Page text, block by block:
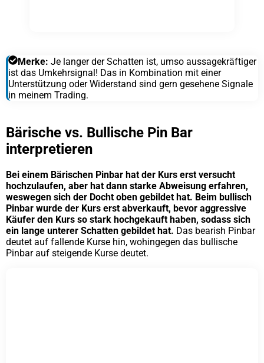
Merke: Je langer der Schatten ist, umso aussagekräftiger
ist das Umkehrsignal! Das in Kombination mit einer
Unterstützung oder Widerstand sind gern gesehene Signale
in meinem Trading.
Bärische vs. Bullische Pin Bar
interpretieren
Bei einem Bärischen Pinbar hat der Kurs erst versucht
hochzulaufen, aber hat dann starke Abweisung erfahren,
weswegen sich der Docht oben gebildet hat. Beim bullisch
Pinbar wurde der Kurs erst abverkauft, bevor aggressive
Käufer den Kurs so stark hochgekauft haben, sodass sich
ein lange unterer Schatten gebildet hat. Das bearish Pinbar
deutet auf fallende Kurse hin, wohingegen das bullische
Pinbar auf steigende Kurse deutet.